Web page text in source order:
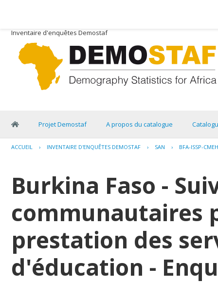
Inventaire d'enquêtes Demostaf
Projet Demostaf A propos du catalogue
ACCUEIL › INVENTAIRE D'ENQUÊTES DEMOSTAF › SAN › BFA-ISSP-
Burkina Faso -
communautaires
prestation des
d'éducation -